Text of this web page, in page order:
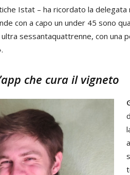
Istat – ha ricordato la
con a capo un under 45 sono
sessantaquattrenne, con una
che cura il vigneto